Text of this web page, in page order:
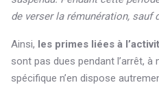
de verser la rémunération,
Ainsi, les primes liées à
sont pas dues pendant l’arrêt, à
spécifique n’en dispose